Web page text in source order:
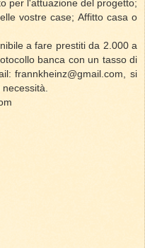
per l'attuazione del progetto;
vostre case; Affitto casa o
a fare prestiti da 2.000 a
banca con un tasso di
frannkheinz@gmail.com, si